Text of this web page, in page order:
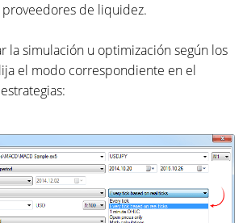
proveedores de liquidez.
la simulación u optimización según los
el modo correspondiente en el